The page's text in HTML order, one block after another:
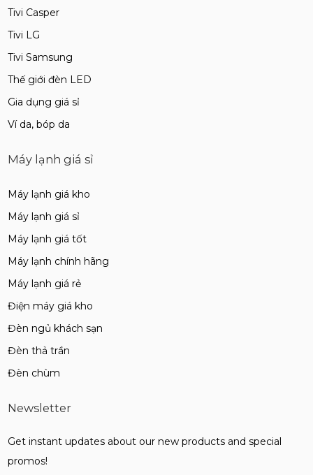
Tivi Casper
Tivi LG
Tivi Samsung
Thế giới đèn LED
Gia dụng giá sỉ
Ví da, bóp da
Máy lạnh giá sỉ
Máy lạnh giá kho
Máy lạnh giá sỉ
Máy lạnh giá tốt
Máy lạnh chính hãng
Máy lạnh giá rẻ
Điện máy giá kho
Đèn ngủ khách sạn
Đèn thả trần
Đèn chùm
Newsletter
Get instant updates about our new products and special
promos!